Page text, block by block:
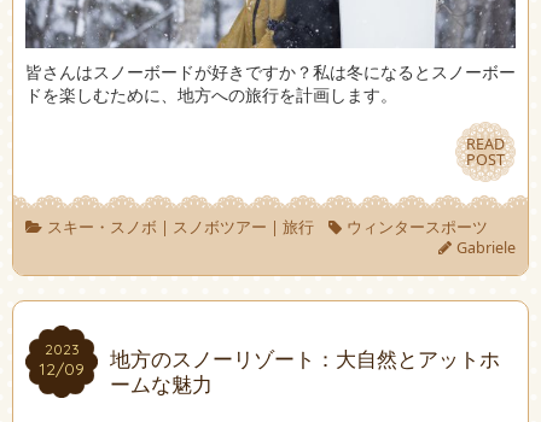
皆さんはスノーボードが好きですか？私は冬になるとスノーボー
ドを楽しむために、地方への旅行を計画します。
READ
POST
READ
POST
スキー・スノボ | スノボツアー | 旅行
ウィンタースポーツ
Gabriele
2023
12/09
2023
12/09
地方のスノーリゾート：大自然とアットホ
ームな魅力